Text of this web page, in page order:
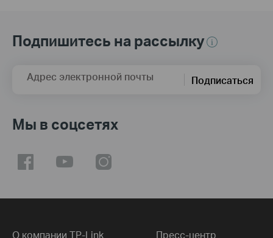
Подпишитесь на рассылку
Адрес электронной почты Подписаться
Мы в соцсетях
О компании TP-Link Пресс-центр